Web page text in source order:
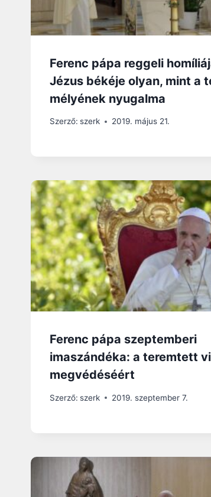
Ferenc pápa reggeli
Jézus békéje olyan, mint a
mélyének nyugalma
Szerző: szerk 2019. május 21.
Ferenc pápa szeptemberi
imaszándéka: a teremtett
megvédéséért
Szerző: szerk 2019. szeptember 7.